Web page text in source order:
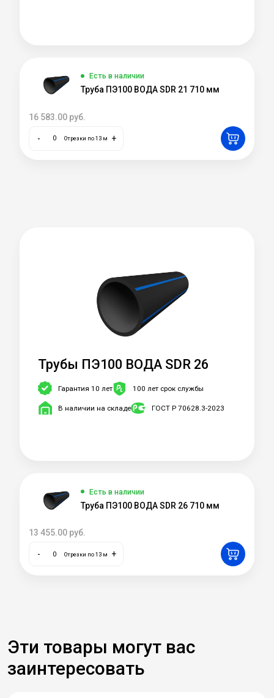
Есть в наличии
Труба ПЭ100 ВОДА SDR 21 710 мм
16 583.00 руб.
- Отрезки по 13 м +
Трубы ПЭ100 ВОДА SDR 26
Гарантия 10 лет 100 лет срок службы
В наличии на складе ГОСТ Р 70628.3-2023
Есть в наличии
Труба ПЭ100 ВОДА SDR 26 710 мм
13 455.00 руб.
- Отрезки по 13 м +
Эти товары могут вас
заинтересовать